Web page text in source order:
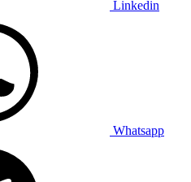
Linkedin
Whatsapp